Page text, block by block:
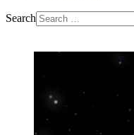
Search